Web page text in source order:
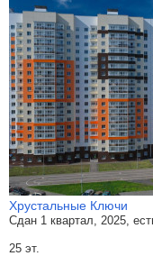
Хрустальные Ключи
Сдан 1 квартал, 2025,
25 эт.